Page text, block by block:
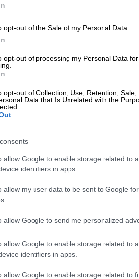
opt-out of the Sale of my Personal Data.
opt-out of processing my Personal Data for
opt-out of Collection, Use, Retention, Sale,
Data that Is Unrelated with the
allow Google to enable storage related to
identifiers in apps.
allow my user data to be sent to Google
allow Google to send me personalized
allow Google to enable storage related to
identifiers in apps.
allow Google to enable storage related to
Työntekijöiden määrä
mukaisesti ja voi olla
puhelimitse.
myös sähköpostiisi, jotta
myöhemmin.